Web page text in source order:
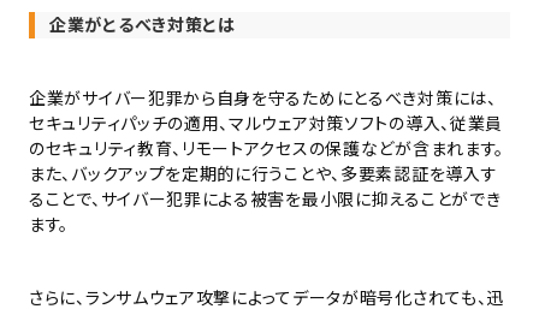
企業がとるべき対策とは
企業がサイバー犯罪から自身を守るためにとるべき対策には、
セキュリティパッチの適用、マルウェア対策ソフトの導入、従業員
のセキュリティ教育、リモートアクセスの保護などが含まれます。
また、バックアップを定期的に行うことや、多要素認証を導入す
ることで、サイバー犯罪による被害を最小限に抑えることができ
ます。
さらに、ランサムウェア攻撃によってデータが暗号化されても、迅